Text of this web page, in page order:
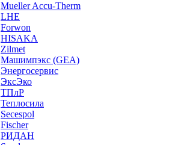
Mueller Accu-Therm
LHE
Forwon
HISAKA
Zilmet
Машимпэкс (GEA)
Энергосервис
ЭксЭко
ТПлР
Теплосила
Secespol
Fischer
РИДАН